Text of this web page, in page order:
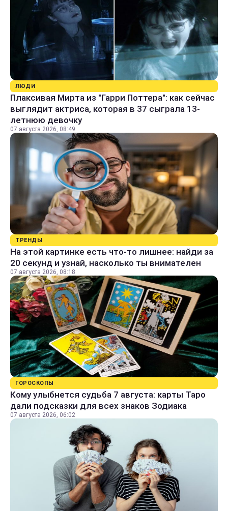
ЛЮДИ
Плаксивая Мирта из "Гарри Поттера": как сейчас
выглядит актриса, которая в 37 сыграла 13-
летнюю девочку
07 августа 2026, 08:49
ТРЕНДЫ
На этой картинке есть что-то лишнее: найди за
20 секунд и узнай, насколько ты внимателен
07 августа 2026, 08:18
ГОРОСКОПЫ
Кому улыбнется судьба 7 августа: карты Таро
дали подсказки для всех знаков Зодиака
07 августа 2026, 06:02